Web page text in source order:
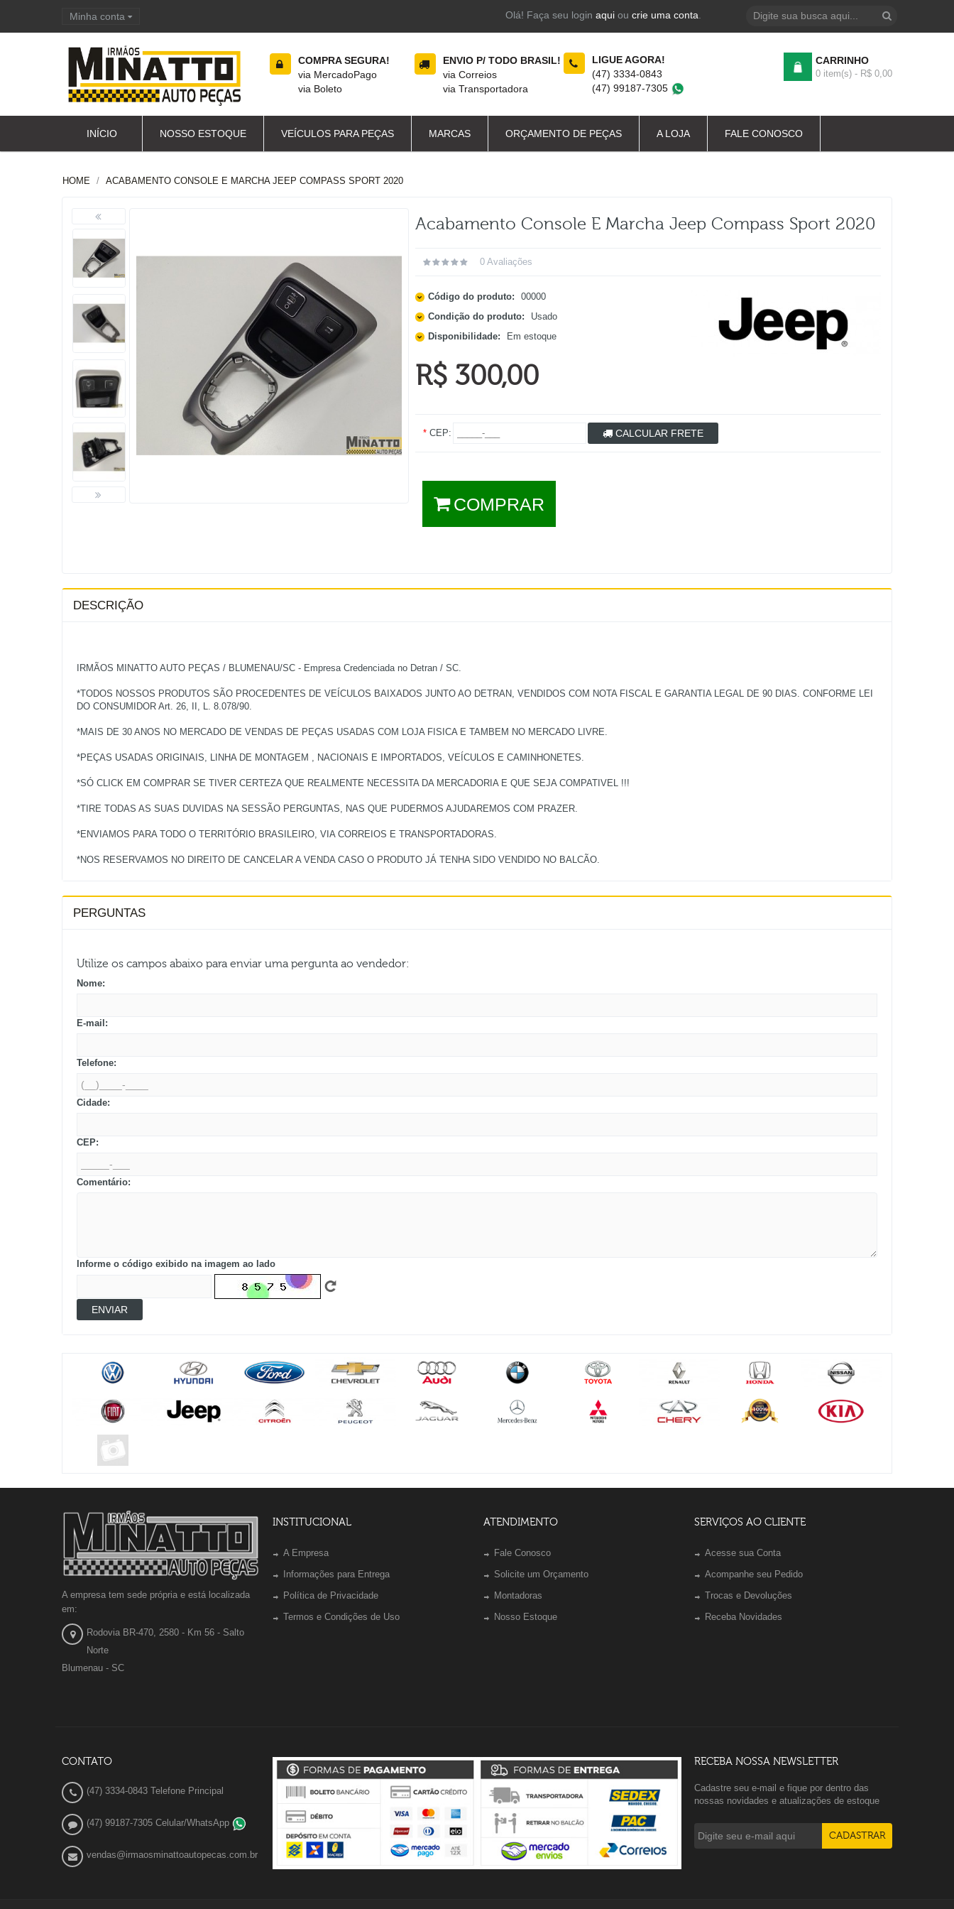
Minha conta Olá! Faça seu login aquiou crie uma conta
COMPRA SEGURA!
via MercadoPago
via Boleto
ENVIO P/ TODO BRASIL!
via Correios
via Transportadora
LIGUE AGORA!
(47) 3334-0843
(47) 99187-7305
CARRINHO
0 item(s) - R$ 0,00
INÍCIO NOSSO ESTOQUE VEÍCULOS PARA PEÇAS MARCAS ORÇAMENTO DE PEÇAS A LOJA FALE CONOSCO
HOME ACABAMENTO CONSOLE E MARCHA JEEP COMPASS SPORT 2020
Acabamento Console E Marcha Jeep Compass Sport 2020
0 Avaliações
Código do produto:
00000
Condição do produto:
Usado
Disponibilidade:
Em estoque
R$ 300,00
*CEP: CALCULAR FRETE
COMPRAR
DESCRIÇÃO
IRMÃOS MINATTO AUTO PEÇAS / BLUMENAU/SC - Empresa Credenciada no Detran / SC.
*TODOS NOSSOS PRODUTOS SÃO PROCEDENTES DE VEÍCULOS BAIXADOS JUNTO AO DETRAN, VENDIDOS COM NOTA FISCAL E GARANTIA LEGAL DE 90 DIAS. CONFORME LEI
DO CONSUMIDOR Art. 26, II, L. 8.078/90.
*MAIS DE 30 ANOS NO MERCADO DE VENDAS DE PEÇAS USADAS COM LOJA FISICA E TAMBEM NO MERCADO LIVRE.
*PEÇAS USADAS ORIGINAIS, LINHA DE MONTAGEM , NACIONAIS E IMPORTADOS, VEÍCULOS E CAMINHONETES.
*SÓ CLICK EM COMPRAR SE TIVER CERTEZA QUE REALMENTE NECESSITA DA MERCADORIA E QUE SEJA COMPATIVEL !!!
*TIRE TODAS AS SUAS DUVIDAS NA SESSÃO PERGUNTAS, NAS QUE PUDERMOS AJUDAREMOS COM PRAZER.
*ENVIAMOS PARA TODO O TERRITÓRIO BRASILEIRO, VIA CORREIOS E TRANSPORTADORAS.
PERGUNTAS
Utilize os campos abaixo para enviar uma pergunta ao vendedor:
Nome:
E-mail:
Telefone:
Cidade:
CEP:
Comentário:
Informe o código exibido na imagem ao lado
ENVIAR
A empresa tem sede própria e está localizada
em:
Rodovia BR-470, 2580 - Km 56 - Salto
Norte
Blumenau - SC
INSTITUCIONAL
A Empresa
Informações para Entrega
Política de Privacidade
Termos e Condições de Uso
ATENDIMENTO
Fale Conosco
Solicite um Orçamento
Montadoras
Nosso Estoque
SERVIÇOS AO CLIENTE
Acesse sua Conta
Acompanhe seu Pedido
Trocas e Devoluções
Receba Novidades
CONTATO
(47) 3334-0843 Telefone Principal
(47) 99187-7305 Celular/WhatsApp
vendas@irmaosminattoautopecas.com.br
RECEBA NOSSA NEWSLETTER
Cadastre seu e-mail e fique por dentro das
nossas novidades e atualizações de estoque